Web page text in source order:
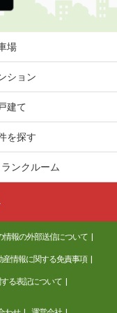
町
加茂川町１丁目
場
ション
建て
を探す
ンクルーム
情報の外部送信について
産情報に関する免責事項
る表記について